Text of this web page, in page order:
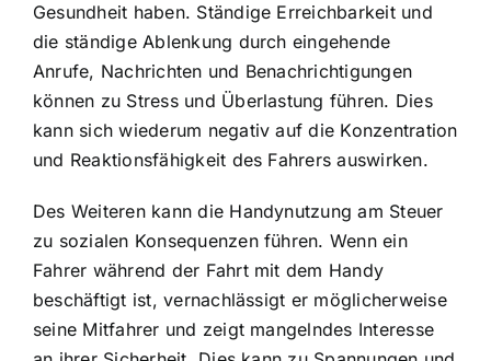
Gesundheit haben. Ständige Erreichbarkeit und
die ständige Ablenkung durch eingehende
Anrufe, Nachrichten und Benachrichtigungen
können zu Stress und Überlastung führen. Dies
kann sich wiederum negativ auf die Konzentration
und Reaktionsfähigkeit des Fahrers auswirken.
Des Weiteren kann die Handynutzung am Steuer
zu sozialen Konsequenzen führen. Wenn ein
Fahrer während der Fahrt mit dem Handy
beschäftigt ist, vernachlässigt er möglicherweise
seine Mitfahrer und zeigt mangelndes Interesse